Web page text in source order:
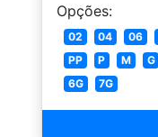
Opções:
02 04 06
PP
P M G
6G
7G